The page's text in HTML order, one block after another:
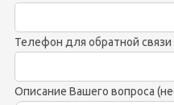
Телефон для обратной связи
Описание Вашего вопроса